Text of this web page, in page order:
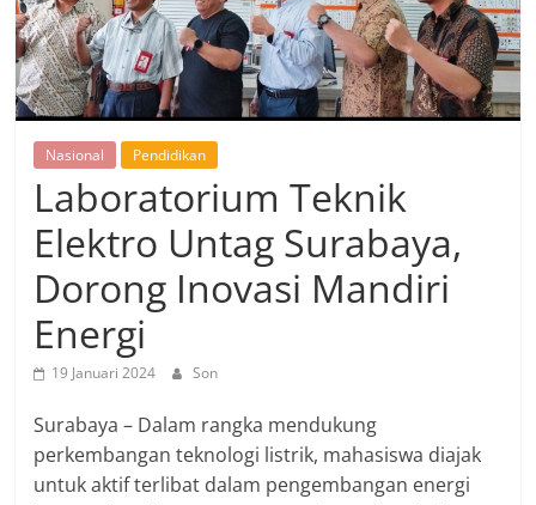
Nasional Pendidikan
Laboratorium Teknik
Elektro Untag Surabaya,
Dorong Inovasi Mandiri
Energi
19 Januari 2024 Son
Surabaya – Dalam rangka mendukung
perkembangan teknologi listrik, mahasiswa diajak
untuk aktif terlibat dalam pengembangan energi